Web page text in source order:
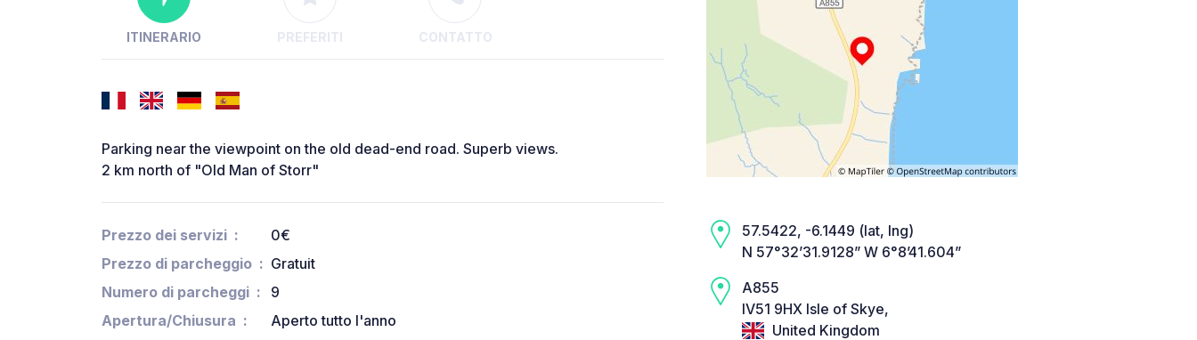
ITINERARIO PREFERITI CONTATTO
Parking near the viewpoint on the old dead-end road. Superb views.
2 km north of "Old Man of Storr"
Prezzo dei servizi
0€
Prezzo di parcheggio
Gratuit
Numero di parcheggi
9
Apertura/Chiusura
Aperto tutto l'anno
57.5422, -6.1449 (lat, lng)
N 57°32’31.9128” W 6°8’41.604”
A855
IV51 9HX Isle of Skye,
United Kingdom